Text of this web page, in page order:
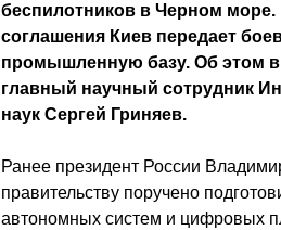
беспилотников в Черном море.
соглашения Киев передает
промышленную базу. Об этом в
главный научный сотрудник
наук Сергей Гриняев.
Ранее президент России
правительству поручено
автономных систем и цифровых